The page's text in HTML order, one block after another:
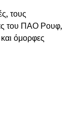
τους
του ΠΑΟ Ρουφ,
όμορφες